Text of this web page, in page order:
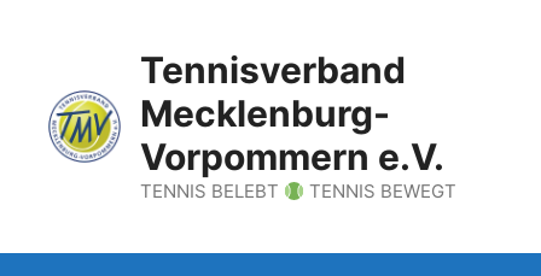
Tennisverband
Mecklenburg-
Vorpommern e.V.
TENNIS BELEBT TENNIS BEWEGT